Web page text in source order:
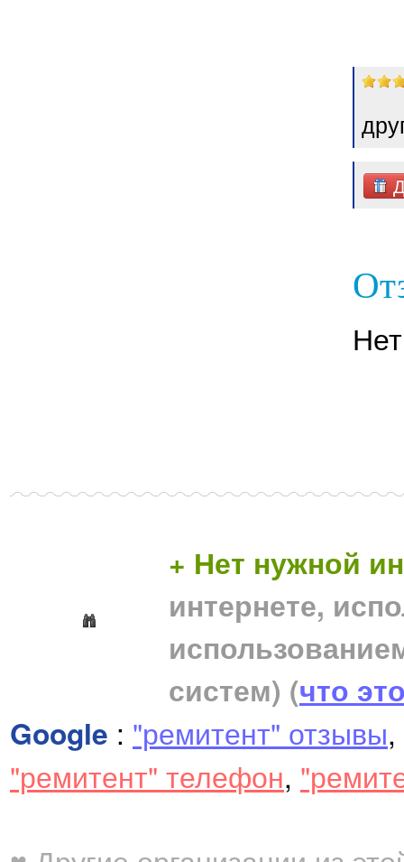
+ Нет нужной
интернете,
систем) (что
Google : "ремитент" отзывы,
"ремитент" телефон,